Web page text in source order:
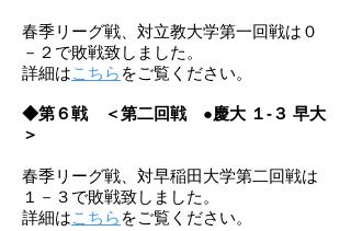
春季リーグ戦、対立教大学第一回戦は０
－２で敗戦致しました。
詳細はこちら をご覧ください。
◆第６戦 ＜第二回戦 ●慶大 １-３ 早大
＞
春季リーグ戦、対早稲田大学第二回戦は
１－３で敗戦致しました。
詳細はこちら をご覧ください。